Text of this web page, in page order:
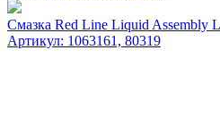
Смазка Red Line Liquid Assembly
Артикул: 1063161, 80319